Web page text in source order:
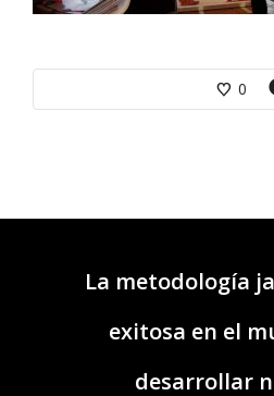
0
La metodología
exitosa en el
desarrollar